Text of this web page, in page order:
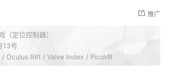
推广
（定位控制器）
13号
/ Oculus Rift / Valve Index / PicoVR